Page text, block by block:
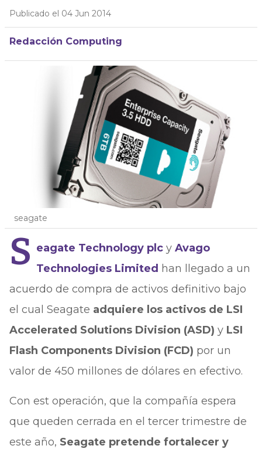
Publicado el 04 Jun 2014
Redacción Computing
seagate
S eagate Technology plc y Avago
Technologies Limited han llegado a un
acuerdo de compra de activos definitivo bajo
el cual Seagate adquiere los activos de LSI
Accelerated Solutions Division (ASD) y LSI
Flash Components Division (FCD) por un
valor de 450 millones de dólares en efectivo.
Con est operación, que la compañía espera
que queden cerrada en el tercer trimestre de
este año, Seagate pretende fortalecer y